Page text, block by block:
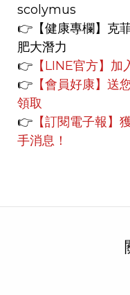
scolymus
👉【健康專欄】 克
肥大潛力
👉 【LINE官方】 加
👉 【會員好康】 送
領取
👉 【訂閱電子報】
手消息！